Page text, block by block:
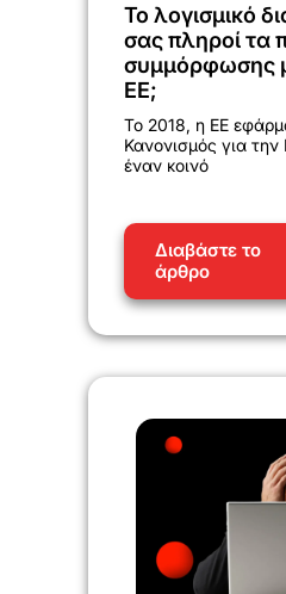
Το λογισμικό
σας πληροί τα
συμμόρφωσης
ΕΕ;
Το 2018, η ΕΕ
Κανονισμός για
έναν κοινό
Διαβάστε το
άρθρο